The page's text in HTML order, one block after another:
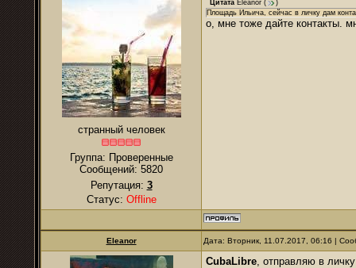
странный человек
Группа: Проверенные
Сообщений: 5820
Репутация: 3
Статус: Offline
Цитата Eleanor (
)
Площадь Ильича, сейчас в личку дам
о, мне тоже дайте контакты.
Eleanor Дата: Вторник, 11.07.2017, 06:16 |
CubaLibre, отправляю в личку